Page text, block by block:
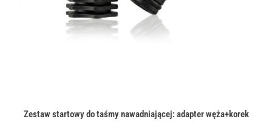
Zestaw startowy do taśmy nawadniającej: adapter węża+korek